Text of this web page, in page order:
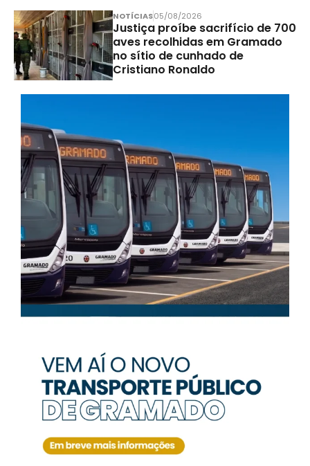
NOTÍCIAS05/08/2026
Justiça proíbe sacrifício de 700
aves recolhidas em Gramado
no sítio de cunhado de
Cristiano Ronaldo